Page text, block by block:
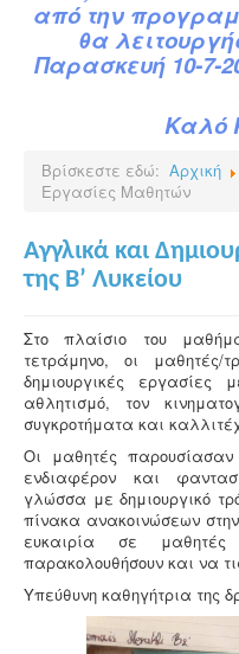
από την
θα
Παρασκευή 10-7-
Καλό
Βρίσκεστε εδώ: Αρχική
Εργασίες Μαθητών
Αγγλικά και
της Β’ Λυκείου
Στο πλαίσιο του
τετράμηνο, οι μαθητές/
δημιουργικές εργασίες
αθλητισμό, τον
συγκροτήματα και
Οι μαθητές παρουσίασαν
ενδιαφέρον και
γλώσσα με δημιουργικό
πίνακα ανακοινώσεων στην
ευκαιρία σε
παρακολουθήσουν και να
Υπεύθυνη καθηγήτρια της